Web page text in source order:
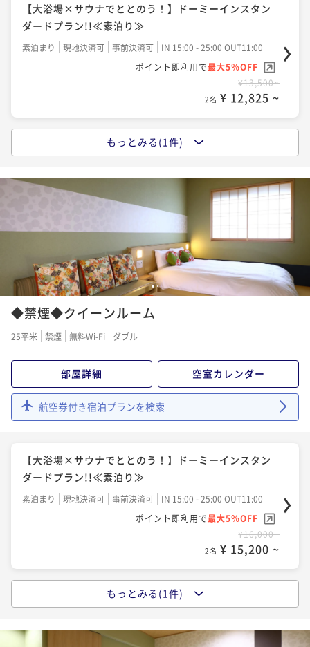
【大浴場×サウナでととのう！】ドーミーインスタン
ダードプラン!!≪素泊り≫
素泊まり 現地決済可 事前決済可
IN 15:00 - 25:00 OUT11:00
ポイント即利用で最大5％OFF
¥13,500~
2名 ¥ 12,825 ~
【大浴場×サウナでととのう！】ドーミーインスタン
朝食付き 現地決済可
IN 15:00 - 25:00 OUT11:00
ポイント即利用で
2名 ¥ 18,525 ~
もっとみる(1件)
12
◆禁煙◆クイーンルーム
25平米 禁煙 無料Wi-Fi ダブル
部屋詳細 空室カレンダー
航空券付き宿泊プランを検索
【大浴場×サウナでととのう！】ドーミーインスタン
ダードプラン!!≪素泊り≫
素泊まり 現地決済可 事前決済可
IN 15:00 - 25:00 OUT11:00
ポイント即利用で最大5％OFF
¥16,000~
2名 ¥ 15,200 ~
【大浴場×サウナでととのう！】ドーミーインスタン
朝食付き 現地決済可 事前決済可 IN 15:00 - 25:00 OUT11:00
もっとみる(1件)